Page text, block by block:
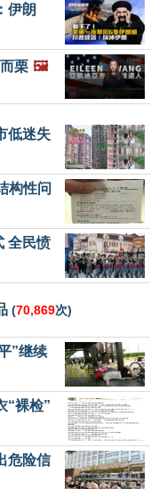
伊朗
栗 🖼️
低迷失
构性问
全民愤
(70,869次)
”继续
“裸检”
危险信